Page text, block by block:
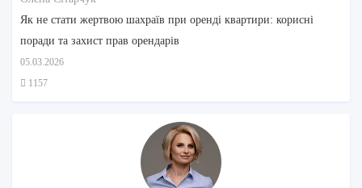
Як не стати жертвою шахраїв при оренді квартири: корисні
поради та захист прав орендарів
05.03.2026
1157